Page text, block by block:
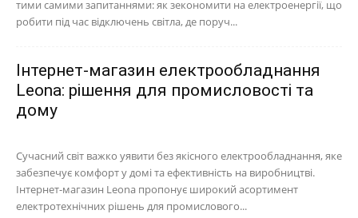
тими самими запитаннями: як зекономити на електроенергії, що
робити під час відключень світла, де поруч...
Інтернет-магазин електрообладнання
Leona: рішення для промисловості та
дому
Сучасний світ важко уявити без якісного електрообладнання, яке
забезпечує комфорт у домі та ефективність на виробництві.
Інтернет-магазин Leona пропонує широкий асортимент
електротехнічних рішень для промислового...